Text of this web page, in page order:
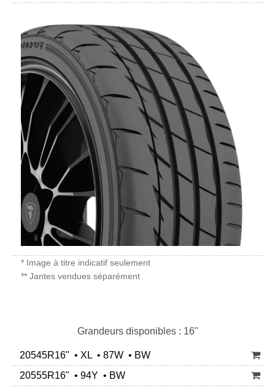
* Image à titre indicatif seulement
** Jantes vendues séparément
Grandeurs disponibles : 16"
20545R16" • XL • 87W • BW
20555R16" • 94Y • BW